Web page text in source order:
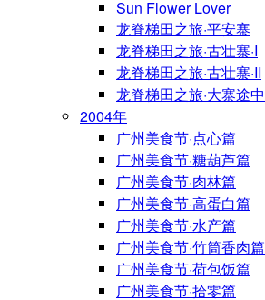
Sun Flower Lover
龙脊梯田之旅·平安寨
龙脊梯田之旅·古壮寨·I
龙脊梯田之旅·古壮寨·II
龙脊梯田之旅·大寨途中
2004年
广州美食节·点心篇
广州美食节·糖葫芦篇
广州美食节·肉林篇
广州美食节·高蛋白篇
广州美食节·水产篇
广州美食节·竹筒香肉篇
广州美食节·荷包饭篇
广州美食节·拾零篇